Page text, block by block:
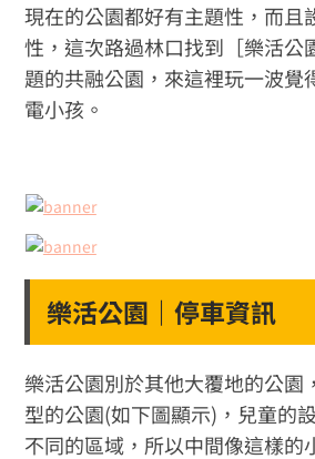
現在的公園都好有主題性，而且
性，這次路過林口找到［樂活公
題的共融公園，來這裡玩一波覺
電小孩。
樂活公園｜停車資訊
樂活公園別於其他大覆地的公園
型的公園(如下圖顯示)，兒童的
不同的區域，所以中間像這樣的